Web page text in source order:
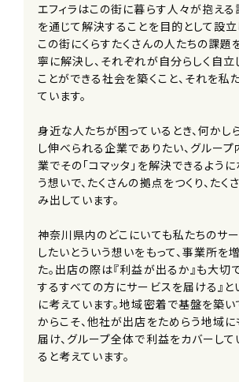
エフィラはこの街に暮らす人々が抱える
を通じて解決することを目的として設立
この街にくらすたくさんの人たちの課題
寧に解決し、それぞれが自分らしく自立
ことができる社会を築くこと、それを私
ています。
身近な人たちが困っているとき、何かし
し伸べられる企業でありたい、グルー
業でその「コマッタ」を解決できるように
う想いで、たくさんの拠点をつくり、た
み出しています。
神奈川県内のどこにいても私たちのサ
したいとういう想いをもって、事業所を
た。出店の際は『利益が出るか』も大切
するすべての方にサービスを届ける』と
に考えています。地域密着で基盤を築
からこそ、他社が出店をためらう地域
届け、グループ全体で利益をカバーして
ると考えています。